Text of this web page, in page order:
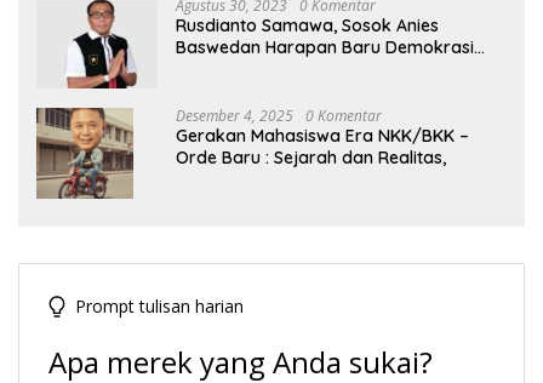
Agustus 30, 2023 0 Komentar
Rusdianto Samawa, Sosok Anies
Baswedan Harapan Baru Demokrasi
Desember 4, 2025 0 Komentar
Gerakan Mahasiswa Era NKK/BKK –
Orde Baru : Sejarah dan Realitas,
Prompt tulisan harian
Apa merek yang Anda sukai?